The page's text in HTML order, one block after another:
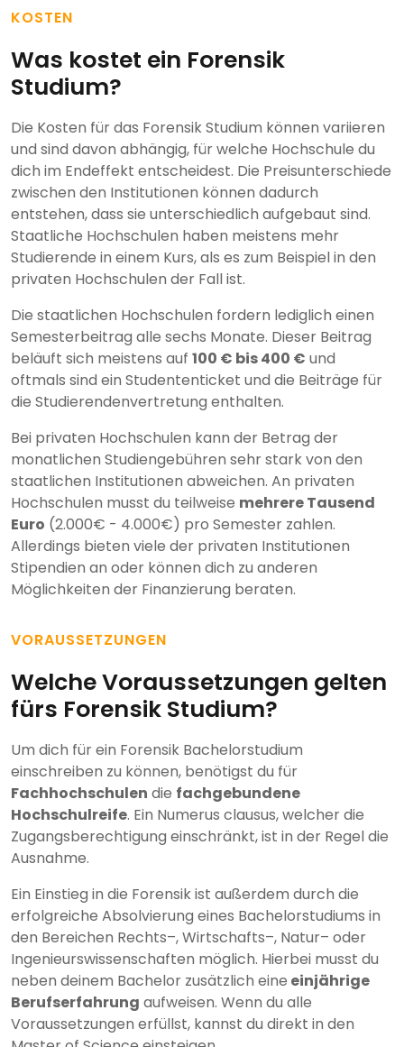
KOSTEN
Was kostet ein Forensik
Studium?
Die Kosten für das Forensik Studium können variieren
und sind davon abhängig, für welche Hochschule du
dich im Endeffekt entscheidest. Die Preisunterschiede
zwischen den Institutionen können dadurch
entstehen, dass sie unterschiedlich aufgebaut sind.
Staatliche Hochschulen haben meistens mehr
Studierende in einem Kurs, als es zum Beispiel in den
privaten Hochschulen der Fall ist.
Die staatlichen Hochschulen fordern lediglich einen
Semesterbeitrag alle sechs Monate. Dieser Beitrag
beläuft sich meistens auf 100 € bis 400 € und
oftmals sind ein Studententicket und die Beiträge für
die Studierendenvertretung enthalten.
Bei privaten Hochschulen kann der Betrag der
monatlichen Studiengebühren sehr stark von den
staatlichen Institutionen abweichen. An privaten
Hochschulen musst du teilweise mehrere Tausend
Euro (2.000€ - 4.000€) pro Semester zahlen.
Allerdings bieten viele der privaten Institutionen
Stipendien an oder können dich zu anderen
Möglichkeiten der Finanzierung beraten.
VORAUSSETZUNGEN
Welche Voraussetzungen gelten
fürs Forensik Studium?
Um dich für ein Forensik Bachelorstudium
einschreiben zu können, benötigst du für
Fachhochschulen die fachgebundene
Hochschulreife. Ein Numerus clausus, welcher die
Zugangsberechtigung einschränkt, ist in der Regel die
Ausnahme.
Ein Einstieg in die Forensik ist außerdem durch die
erfolgreiche Absolvierung eines Bachelorstudiums in
den Bereichen Rechts–, Wirtschafts–, Natur– oder
Ingenieurswissenschaften möglich. Hierbei musst du
neben deinem Bachelor zusätzlich eine einjährige
Berufserfahrung aufweisen. Wenn du alle
Voraussetzungen erfüllst, kannst du direkt in den